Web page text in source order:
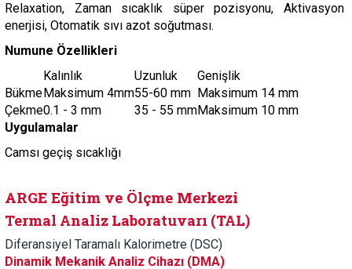
Relaxation, Zaman sıcaklık süper pozisyonu, Aktivasyon
enerjisi, Otomatik sıvı azot soğutması.
Numune Özellikleri
Kalınlık
Uzunluk
Genişlik
Bükme Maksimum 4mm55-60 mm Maksimum 14 mm
Çekme0.1 - 3 mm 35 - 55 mmMaksimum 10 mm
Uygulamalar
Camsı geçiş sıcaklığı
ARGE Eğitim ve Ölçme Merkezi
Termal Analiz Laboratuvarı (TAL)
Diferansiyel Taramalı Kalorimetre (DSC)
Dinamik Mekanik Analiz Cihazı (DMA)